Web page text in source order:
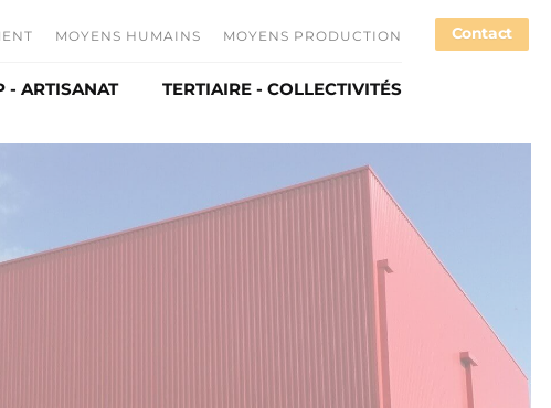
MOYENS HUMAINS MOYENS PRODUCTION
- ARTISANAT TERTIAIRE - COLLECTIVITÉS
Contact